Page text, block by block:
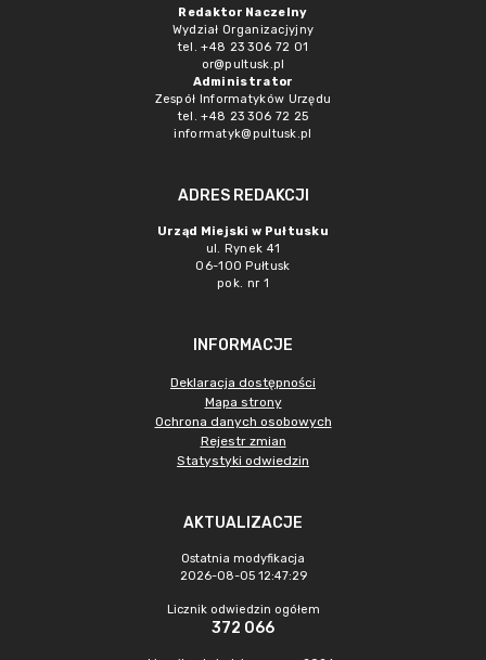
Redaktor Naczelny
Wydział Organizacjyjny
tel. +48 23 306 72 01
or@pultusk.pl
Administrator
Zespół Informatyków Urzędu
tel. +48 23 306 72 25
informatyk@pultusk.pl
ADRES REDAKCJI
Urząd Miejski w Pułtusku
ul. Rynek 41
06-100 Pułtusk
pok. nr 1
INFORMACJE
Deklaracja dostępności
Mapa strony
Ochrona danych osobowych
Rejestr zmian
Statystyki odwiedzin
AKTUALIZACJE
Ostatnia modyfikacja
2026-08-05 12:47:29
Licznik odwiedzin ogółem
372 066